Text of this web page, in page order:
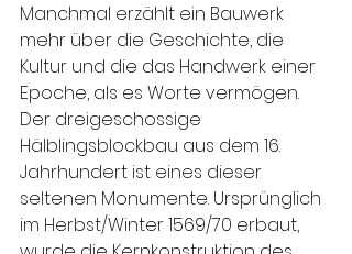
Manchmal erzählt ein Bauwerk
mehr über die Geschichte, die
Kultur und die das Handwerk einer
Epoche, als es Worte vermögen.
Der dreigeschossige
Hälblingsblockbau aus dem 16.
Jahrhundert ist eines dieser
seltenen Monumente. Ursprünglich
im Herbst/Winter 1569/70 erbaut,